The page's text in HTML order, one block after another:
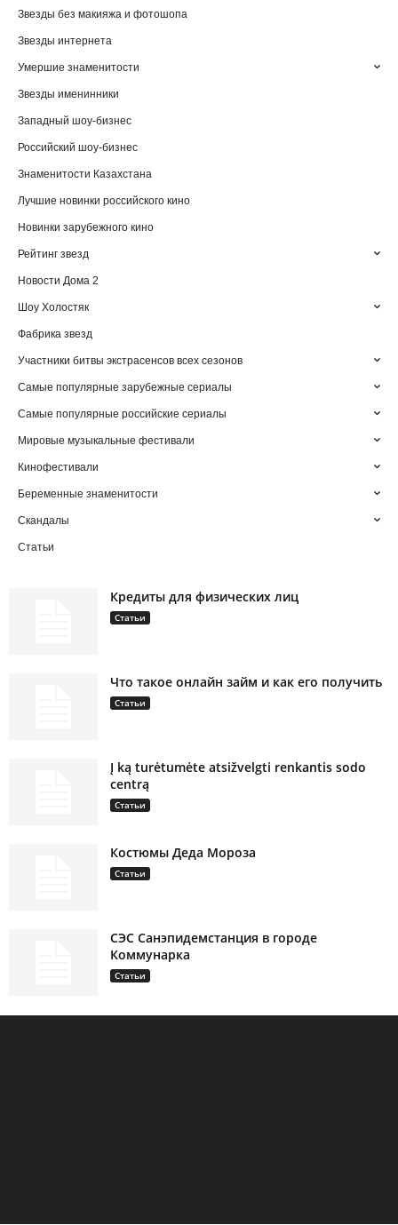
Звезды без макияжа и фотошопа
Звезды интернета
Умершие знаменитости
Звезды именинники
Западный шоу-бизнес
Российский шоу-бизнес
Знаменитости Казахстана
Лучшие новинки российского кино
Новинки зарубежного кино
Рейтинг звезд
Новости Дома 2
Шоу Холостяк
Фабрика звезд
Участники битвы экстрасенсов всех сезонов
Самые популярные зарубежные сериалы
Самые популярные российские сериалы
Мировые музыкальные фестивали
Кинофестивали
Беременные знаменитости
Скандалы
Статьи
Кредиты для физических лиц
Статьи
Что такое онлайн займ и как его получить
Статьи
Į ką turėtumėte atsižvelgti renkantis sodo
centrą
Статьи
Костюмы Деда Мороза
Статьи
СЭС Санэпидемстанция в городе
Коммунарка
Статьи